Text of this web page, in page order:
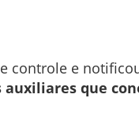
controle e
que